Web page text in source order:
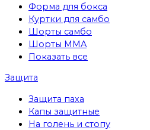
Форма для бокса
Куртки для самбо
Шорты самбо
Шорты MMA
Показать все
Защита
Защита паха
Капы защитные
На голень и стопу